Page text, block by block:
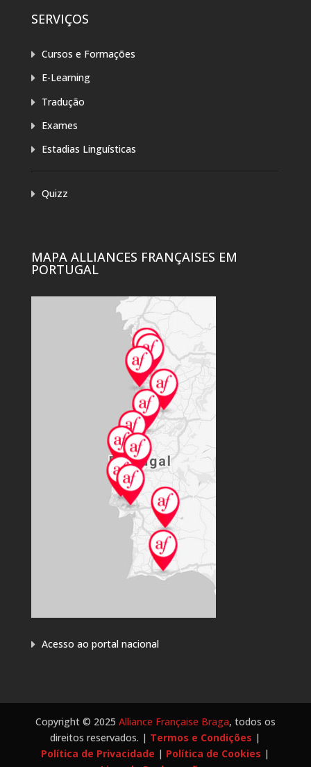
SERVIÇOS
Cursos e Formações
E-Learning
Tradução
Exames
Estadias Linguísticas
Quizz
MAPA ALLIANCES FRANÇAISES EM
PORTUGAL
Acesso ao portal nacional
Copyright © 2025 Alliance Française Braga, todos os
direitos reservados. | Termos e Condições |
Política de Privacidade | Política de Cookies |